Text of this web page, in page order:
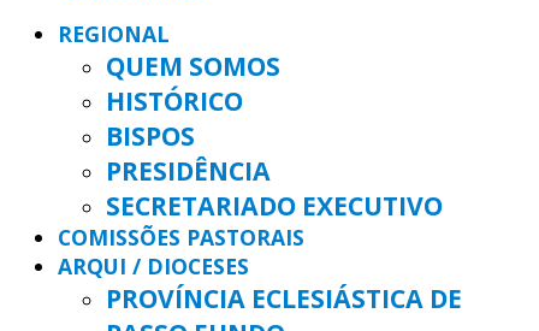
REGIONAL
QUEM SOMOS
HISTÓRICO
BISPOS
PRESIDÊNCIA
SECRETARIADO EXECUTIVO
COMISSÕES PASTORAIS
ARQUI / DIOCESES
PROVÍNCIA ECLESIÁSTICA DE